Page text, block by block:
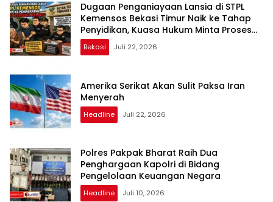
Dugaan Penganiayaan Lansia di STPL
Kemensos Bekasi Timur Naik ke Tahap
Penyidikan, Kuasa Hukum Minta Proses
Transparan dan Bebas Intervensi
Bekasi Juli 22, 2026
Amerika Serikat Akan Sulit Paksa Iran
Menyerah
Headline Juli 22, 2026
Polres Pakpak Bharat Raih Dua
Penghargaan Kapolri di Bidang
Pengelolaan Keuangan Negara
Headline Juli 10, 2026